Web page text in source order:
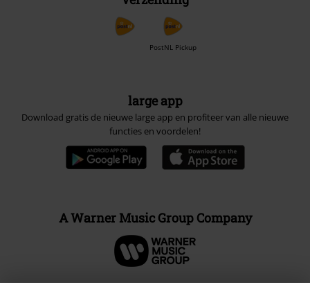
PostNL Pickup
large app
Download gratis de nieuwe large app en profiteer van alle nieuwe
functies en voordelen!
A Warner Music Group Company